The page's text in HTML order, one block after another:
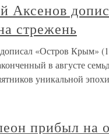
Аксенов
стрежень
«Остров Крым»
в августе
уникальной
прибыл на